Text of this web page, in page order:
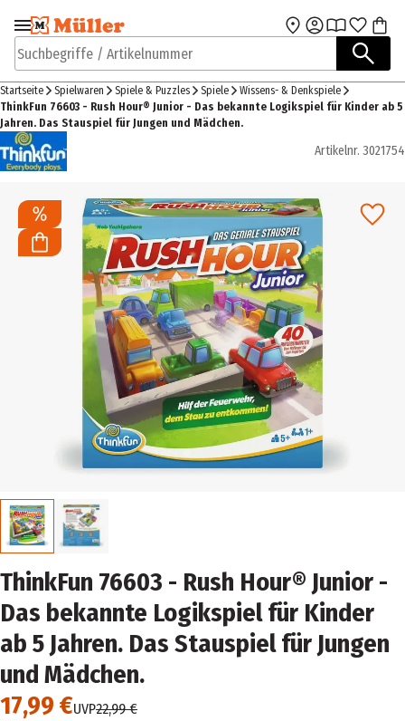
Zur Navigation
springen
Zum Hauptinhalt
Suchbegriffe / Artikelnummer
Startseite Spielwaren Spiele & Puzzles Spiele
Wissens- & Denkspiele
ThinkFun 76603 - Rush Hour® Junior - Das bekannte Logikspiel für Kinder ab 5
Jahren. Das Stauspiel für Jungen und Mädchen.
Artikelnr. 3021754
ThinkFun 76603 - Rush Hour® Junior -
Das bekannte Logikspiel für Kinder
ab 5 Jahren. Das Stauspiel für Jungen
und Mädchen.
17,99 €UVP22,99 €